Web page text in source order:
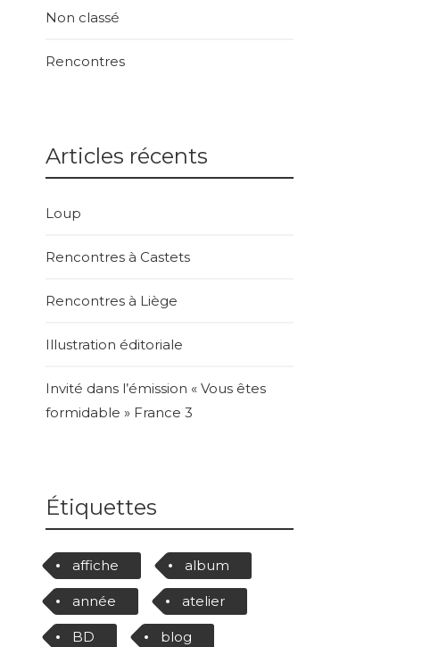
Non classé
Rencontres
Articles récents
Loup
Rencontres à Castets
Rencontres à Liège
Illustration éditoriale
Invité dans l’émission « Vous êtes
formidable » France 3
Étiquettes
affiche album
année atelier
BD blog